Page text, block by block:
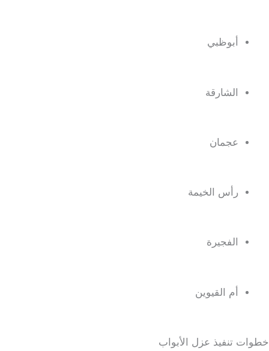
أبوظبي
الشارقة
عجمان
رأس الخيمة
الفجيرة
أم القيوين
خطوات تنفيذ عزل الأبواب